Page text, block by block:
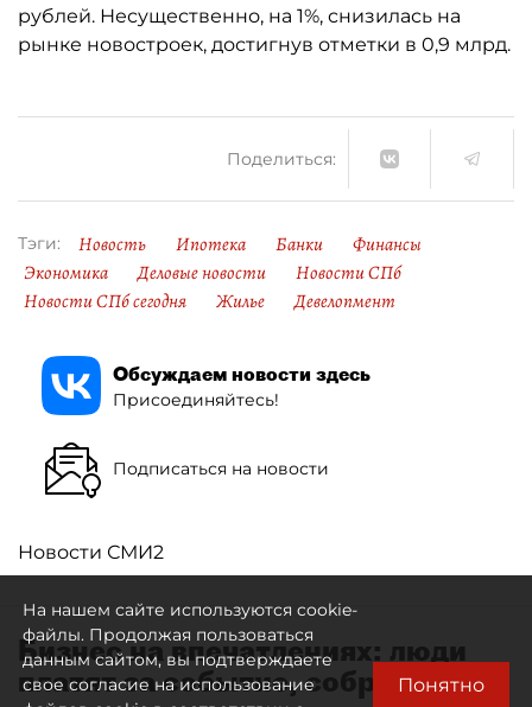
рублей. Несущественно, на 1%, снизилась на
рынке новостроек, достигнув отметки в 0,9 млрд.
Поделиться:
Тэги: Новость Ипотека Банки
Финансы
Экономика
Деловые новости
Новости СПб
Новости СПб сегодня
Жилье Девелопмент
Обсуждаем новости здесь
Присоединяйтесь!
Подписаться на новости
Новости СМИ2
Бизнес на впечатлениях: люди
платят за событие, собранное
На нашем сайте используются cookie-
файлы. Продолжая пользоваться
данным сайтом, вы подтверждаете
свое согласие на использование
Понятно